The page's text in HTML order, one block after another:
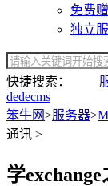
免费
独立
快捷搜索：
dedecms
笨牛网>服务器>
通讯 >
学